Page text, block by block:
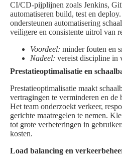
CI/CD-pijplijnen zoals Jenkins,
automatiseren build, test en
ondersteunen automatisering
veiligere en consistente uitrol van
Voordeel: minder fouten en
Nadeel: vereist discipline in
Prestatieoptimalisatie en
Prestatieoptimalisatie maakt
vertragingen te verminderen en de
Het team onderzoekt verkeer,
gerichte maatregelen te nemen.
tot grote verbeteringen in
kosten.
Load balancing en